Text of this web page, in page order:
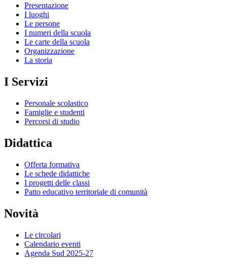
Presentazione
I luoghi
Le persone
I numeri della scuola
Le carte della scuola
Organizzazione
La storia
I Servizi
Personale scolastico
Famiglie e studenti
Percorsi di studio
Didattica
Offerta formativa
Le schede didattiche
I progetti delle classi
Patto educativo territoriale di comunità
Novità
Le circolari
Calendario eventi
Agenda Sud 2025-27